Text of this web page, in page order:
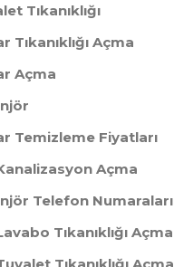
Tıkanıklığı
Tıkanıklığı Açma
Açma
Temizleme Fiyatları
Açma
Telefon Numaraları
Tıkanıklığı Açma
Tıkanıklığı Açma